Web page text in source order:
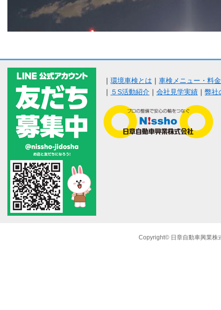
｜ 環境車検とは ｜ 車検メニュー・料
｜ ５S活動紹介 ｜ 会社見学実績 ｜ 弊社
Copyright© 日章自動車興業株